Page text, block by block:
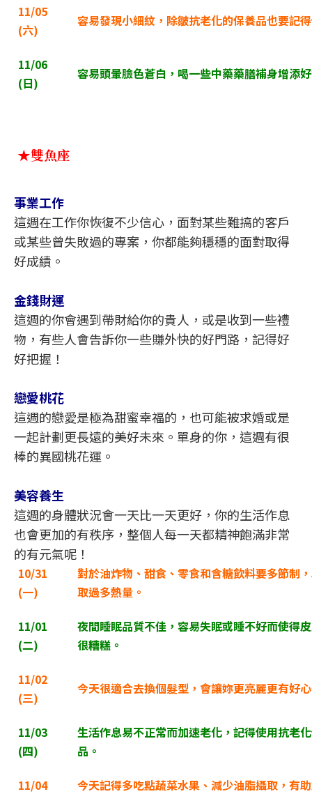
11/05
(六)
容易發現小細紋，除皺抗老化的保養品也要記
11/06
(日)
容易頭暈臉色蒼白，喝一些中藥藥膳補身增添
★雙魚座
事業工作
這週在工作你恢復不少信心，面對某些難搞的客戶
或某些曾失敗過的專案，你都能夠穩穩的面對取得
好成績。
金錢財運
這週的你會遇到帶財給你的貴人，或是收到一些禮
物，有些人會告訴你一些賺外快的好門路，記得好
好把握！
戀愛桃花
這週的戀愛是極為甜蜜幸福的，也可能被求婚或是
一起計劃更長遠的美好未來。單身的你，這週有很
棒的異國桃花運。
美容養生
這週的身體狀況會一天比一天更好，你的生活作息
也會更加的有秩序，整個人每一天都精神飽滿非常
的有元氣呢！
10/31
(一)
對於油炸物、甜食、零食和含糖飲料要多節制
取過多熱量。
11/01
(二)
夜間睡眠品質不佳，容易失眠或睡不好而使得
很糟糕。
11/02
(三)
今天很適合去換個髮型，會讓妳更亮麗更有好
11/03
(四)
生活作息易不正常而加速老化，記得使用抗老
品。
11/04
今天記得多吃點蔬菜水果、減少油脂攝取，有